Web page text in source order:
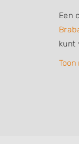
Een
kunt
De
Toon